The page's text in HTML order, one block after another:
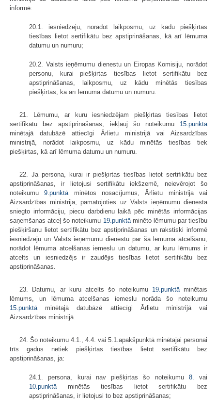
informē:
20.1. iesniedzēju, norādot laikposmu, uz kādu piešķirtas
tiesības lietot sertifikātu bez apstiprināšanas, kā arī lēmuma
datumu un numuru;
20.2. Valsts ieņēmumu dienestu un Eiropas Komisiju, norādot
personu, kurai piešķirtas tiesības lietot sertifikātu bez
apstiprināšanas, laikposmu, uz kādu minētās tiesības
piešķirtas, kā arī lēmuma datumu un numuru.
21. Lēmumu, ar kuru iesniedzējam piešķirtas tiesības lietot
sertifikātu bez apstiprināšanas, iekļauj šo noteikumu 15.punktā
minētajā datubāzē attiecīgi Ārlietu ministrijā vai Aizsardzības
ministrijā, norādot laikposmu, uz kādu minētās tiesības tiek
piešķirtas, kā arī lēmuma datumu un numuru.
22. Ja persona, kurai ir piešķirtas tiesības lietot sertifikātu bez
apstiprināšanas, ir lietojusi sertifikātu iekšzemē, neievērojot šo
noteikumu9.punktā minētos nosacījumus, Ārlietu ministrija vai
Aizsardzības ministrija, pamatojoties uz Valsts ieņēmumu dienesta
sniegto informāciju, piecu darbdienu laikā pēc minētās informācijas
saņemšanas atceļ šo noteikumu 19.punktāminēto lēmumu par tiesību
piešķiršanu lietot sertifikātu bez apstiprināšanas un rakstiski informē
iesniedzēju un Valsts ieņēmumu dienestu par šā lēmuma atcelšanu,
norādot lēmuma atcelšanas iemeslu un datumu, ar kuru lēmums ir
atcelts un iesniedzējs ir zaudējis tiesības lietot sertifikātu bez
apstiprināšanas.
23. Datumu, ar kuru atcelts šo noteikumu 19.punktāminētais
lēmums, un lēmuma atcelšanas iemeslu norāda šo noteikumu
15.punktā minētajā datubāzē attiecīgi Ārlietu ministrijā vai
Aizsardzības ministrijā.
24. Šo noteikumu 4.1., 4.4. vai 5.1.apakšpunktā minētajai personai
trīs gadus netiek piešķirtas tiesības lietot sertifikātu bez
apstiprināšanas, ja:
24.1. persona, kurai nav piešķirtas šo noteikumu 8. vai
10.punktā minētās tiesības lietot sertifikātu bez
apstiprināšanas, ir lietojusi to bez apstiprināšanas;